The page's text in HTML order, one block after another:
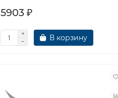
5903 ₽
В корзину